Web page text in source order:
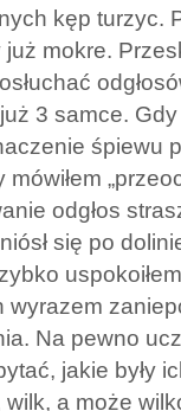
kęp turzyc.
już mokre.
3 samce.
śpiewu
odgłos
się po
wyrazem
Na pewno
jakie były
a może